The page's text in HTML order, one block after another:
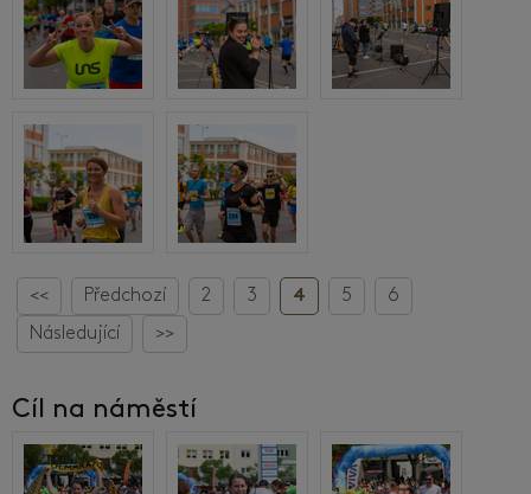
<< Předchozí 2 3 4 5
6
Následující
>>
Cíl na náměstí